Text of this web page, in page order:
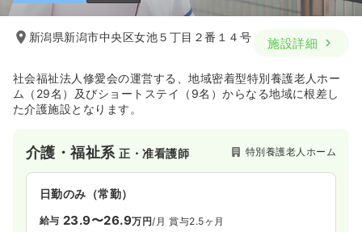
新潟県新潟市中央区女池５丁目２番１４号 施設詳細
社会福祉法人修愛会の運営する、地域密着型特別養護老人ホー
ム（29名）及びショートステイ（9名）からなる地域に根差し
た介護施設となります。
介護・福祉系正・准看護師 特別養護老人ホーム
日勤のみ（常勤）
給与 23.9〜26.9万円/月 賞与2.5ヶ月